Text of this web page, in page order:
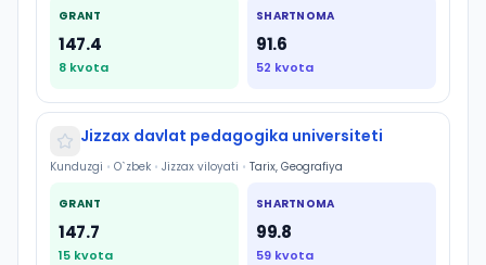
GRANT
147.4
8 kvota
SHARTNOMA
91.6
52 kvota
Jizzax davlat pedagogika universiteti
Kunduzgi • O`zbek • Jizzax viloyati • Tarix, Geografiya
GRANT
147.7
15 kvota
SHARTNOMA
99.8
59 kvota